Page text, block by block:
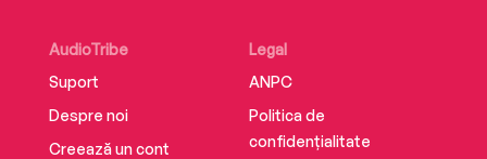
AudioTribe
Suport
Despre noi
Creează un cont
Legal
ANPC
Politica de
confidențialitate